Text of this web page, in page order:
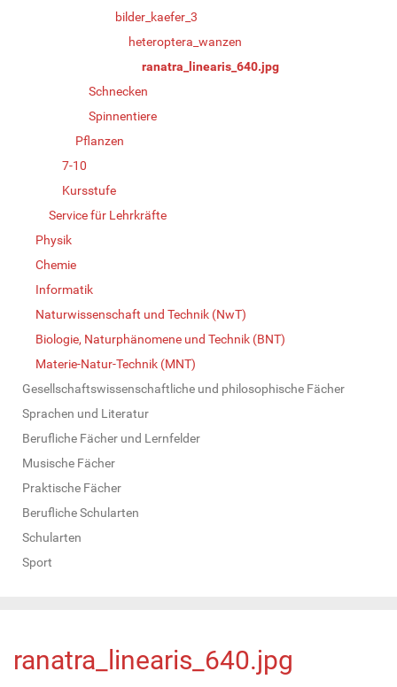
bilder_kaefer_3
heteroptera_wanzen
ranatra_linearis_640.jpg
Schnecken
Spinnentiere
Pflanzen
7-10
Kursstufe
Service für Lehrkräfte
Physik
Chemie
Informatik
Naturwissenschaft und Technik (NwT)
Biologie, Naturphänomene und Technik (BNT)
Materie-Natur-Technik (MNT)
Gesellschaftswissenschaftliche und philosophische Fächer
Sprachen und Literatur
Berufliche Fächer und Lernfelder
Musische Fächer
Praktische Fächer
Berufliche Schularten
Schularten
Sport
ranatra_linearis_640.jpg